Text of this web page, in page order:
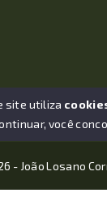
- João Losano
site utiliza
você